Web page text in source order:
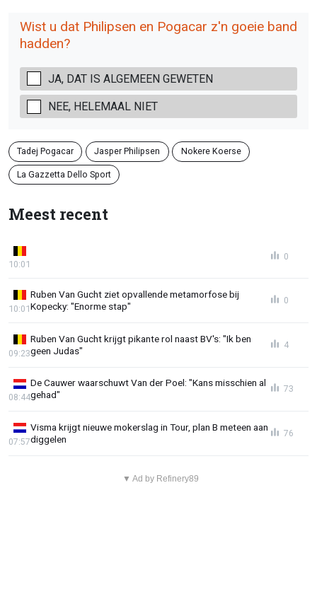
Wist u dat Philipsen en Pogacar z'n goeie band
hadden?
JA, DAT IS ALGEMEEN GEWETEN
NEE, HELEMAAL NIET
Tadej Pogacar Jasper Philipsen Nokere Koerse
La Gazzetta Dello Sport
Meest recent
10:01
0
Ruben Van Gucht ziet opvallende metamorfose bij
Kopecky: "Enorme stap"
10:01
0
Ruben Van Gucht krijgt pikante rol naast BV's: "Ik ben
geen Judas"
09:23
4
De Cauwer waarschuwt Van der Poel: "Kans misschien al
gehad"
08:44
73
Visma krijgt nieuwe mokerslag in Tour, plan B meteen aan
diggelen
07:57
76
▼ Ad by Refinery89